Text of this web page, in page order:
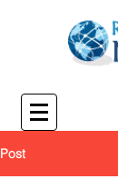
Post